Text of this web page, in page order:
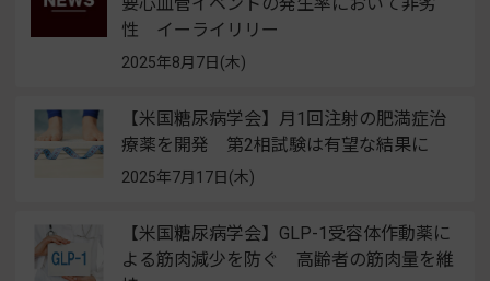
性 イーライリリー
2025年8月7日(木)
【米国糖尿病学会】月1回注射の肥満症治
療薬を開発 第2相試験は有望な結果に
2025年7月17日(木)
【米国糖尿病学会】GLP-1受容体作動薬に
よる筋肉減少を防ぐ 高齢者の筋肉量を維